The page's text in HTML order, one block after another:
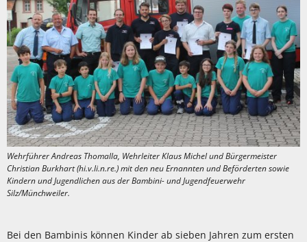
Wehrführer Andreas Thomalla, Wehrleiter Klaus Michel und Bürgermeister
Christian Burkhart (hi.v.li.n.re.) mit den neu Ernannten und Beförderten sowie
Kindern und Jugendlichen aus der Bambini- und Jugendfeuerwehr
Silz/Münchweiler.
Bei den Bambinis können Kinder ab sieben Jahren zum ersten